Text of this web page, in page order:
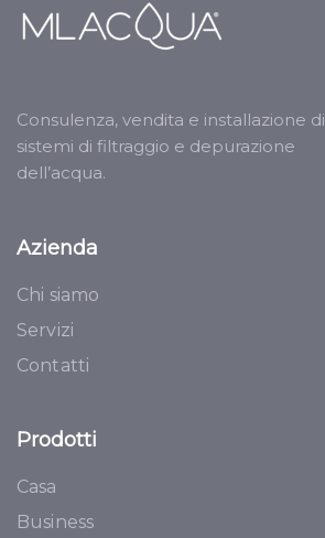
Consulenza, vendita e installazione di
sistemi di filtraggio e depurazione
dell’acqua.
Azienda
Chi siamo
Servizi
Contatti
Prodotti
Casa
Business